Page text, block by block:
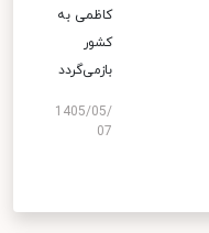
کاظمی به
کشور
بازمی‌گردد
1405/05/
07